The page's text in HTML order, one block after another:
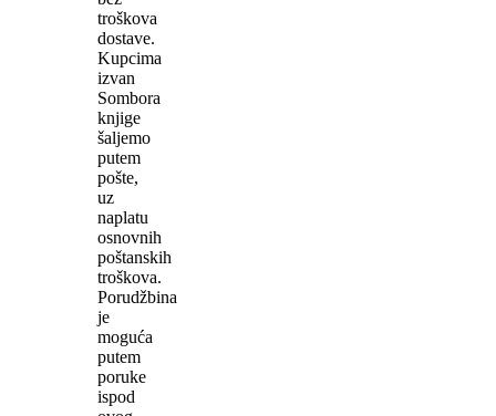
troškova
dostave.
Kupcima
izvan
Sombora
knjige
šaljemo
putem
pošte,
uz
naplatu
osnovnih
poštanskih
troškova.
Porudžbina
je
moguća
putem
poruke
ispod